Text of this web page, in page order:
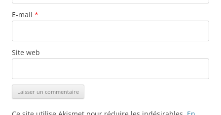
E-mail *
Site web